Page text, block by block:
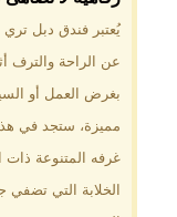
موقع
من
يُعتبر فندق دبل
عن الراحة والترف
بغرض العمل أو
مميزة، ستجد في
غرفه المتنوعة ذات
الخلابة التي